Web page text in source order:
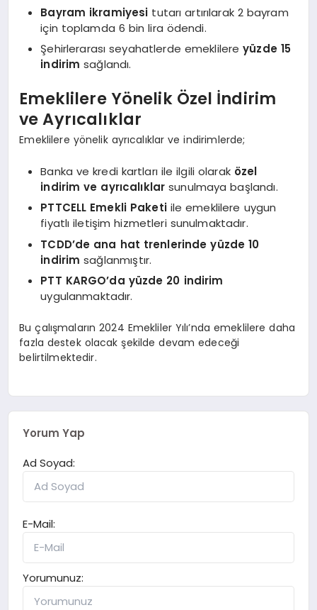
Bayram ikramiyesi tutarı artırılarak 2 bayram
için toplamda 6 bin lira ödendi.
Şehirlerarası seyahatlerde emeklilereyüzde 15
indirim sağlandı.
Emeklilere Yönelik Özel İndirim
ve Ayrıcalıklar
Emeklilere yönelik ayrıcalıklar ve indirimlerde;
Banka ve kredi kartları ile ilgili olarak özel
indirim ve ayrıcalıklar sunulmaya başlandı.
PTTCELL Emekli Paketiile emeklilere uygun
fiyatlı iletişim hizmetleri sunulmaktadır.
TCDD’de ana hat trenlerinde yüzde 10
indirim sağlanmıştır.
PTT KARGO’da yüzde 20 indirim
uygulanmaktadır.
Bu çalışmaların 2024 Emekliler Yılı’nda emeklilere daha
fazla destek olacak şekilde devam edeceği
belirtilmektedir.
Yorum Yap
Ad Soyad:
E-Mail:
Yorumunuz: